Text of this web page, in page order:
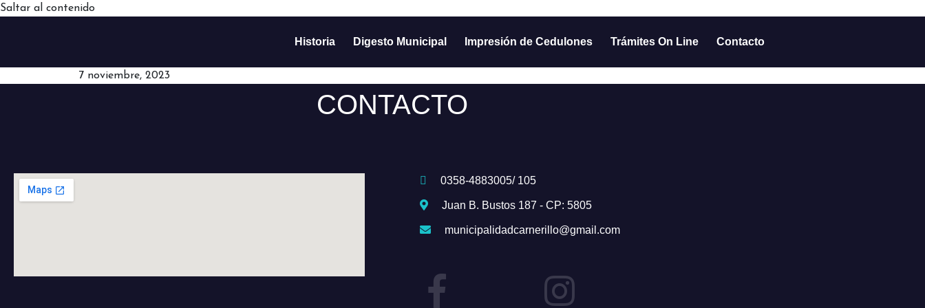
Saltar al contenido
Historia Digesto Municipal Impresión de Cedulones Trámites On Line Contacto
7 noviembre, 2023
CONTACTO
0358-4883005/ 105
Juan B. Bustos 187 - CP: 5805
municipalidadcarnerillo@gmail.com